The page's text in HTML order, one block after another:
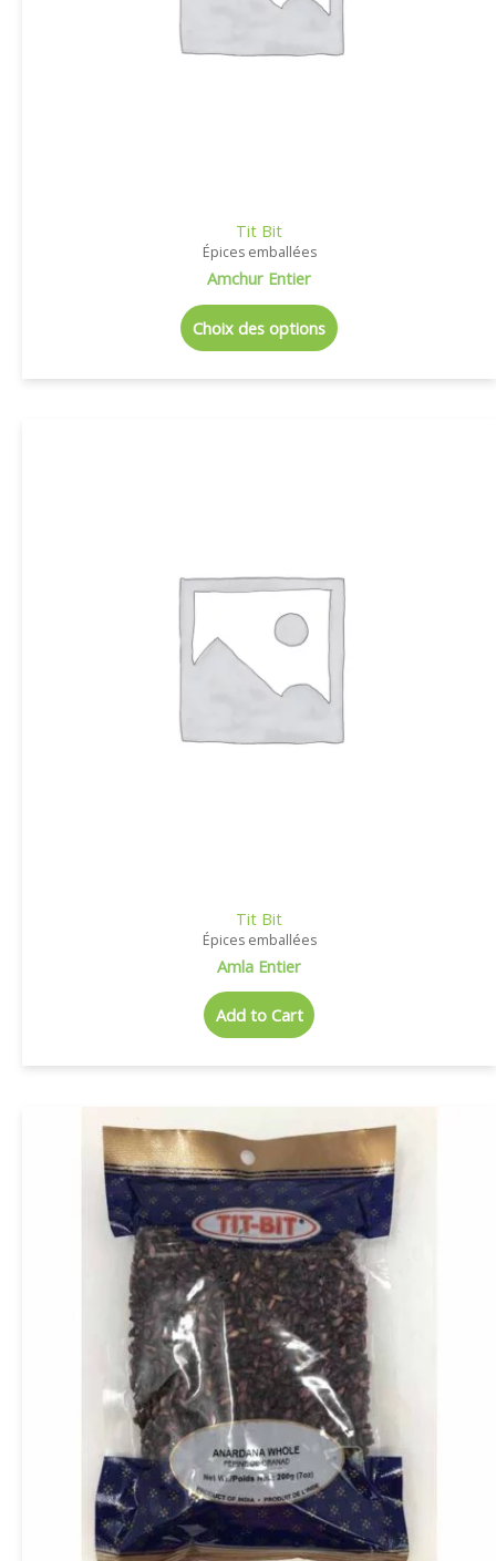
Tit Bit
Épices emballées
Amchur Entier
Choix des options
Tit Bit
Épices emballées
Amla Entier
Add to Cart